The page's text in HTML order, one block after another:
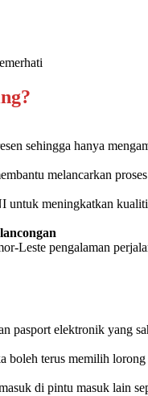
sehingga hanya
melancarkan
meningkatkan
Leste pengalaman
pasport elektronik
boleh terus memilih
di pintu masuk